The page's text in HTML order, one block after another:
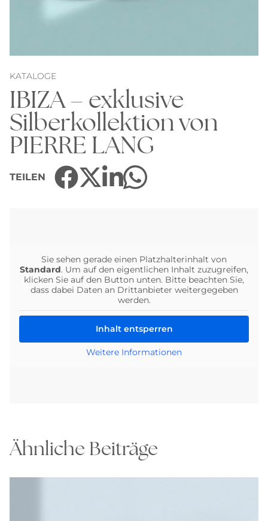
KATALOGE
IBIZA – exklusive
Silberkollektion von
PIERRE LANG
TEILEN
Sie sehen gerade einen Platzhalterinhalt von
Standard. Um auf den eigentlichen Inhalt zuzugreifen,
klicken Sie auf den Button unten. Bitte beachten Sie,
dass dabei Daten an Drittanbieter weitergegeben
werden.
Inhalt entsperren
Weitere Informationen
Ähnliche Beiträge